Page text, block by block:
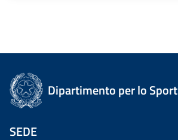
Dipartimento per lo Sport
SEDE